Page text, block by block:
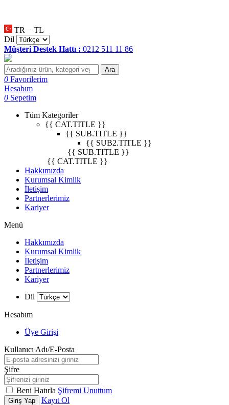
TR − TL
Dil
Müşteri Destek Hattı : 0212 511 11 86
Ara
0 Favorilerim
Hesabım
0 Sepetim
Tüm Kategoriler
{{ CAT.TITLE }}
{{ SUB.TITLE }}
{{ SUB2.TITLE }}
{{ SUB.TITLE }}
{{ CAT.TITLE }}
Hakkımızda
Kurumsal Kimlik
İletişim
Partnerlerimiz
Kariyer
Menü
Hakkımızda
Kurumsal Kimlik
İletişim
Partnerlerimiz
Kariyer
Dil
Hesabım
Üye Girişi
Kullanıcı Adı/E-Posta
Şifre
Beni Hatırla Şifremi Unuttum
Giriş Yap
Kayıt Ol